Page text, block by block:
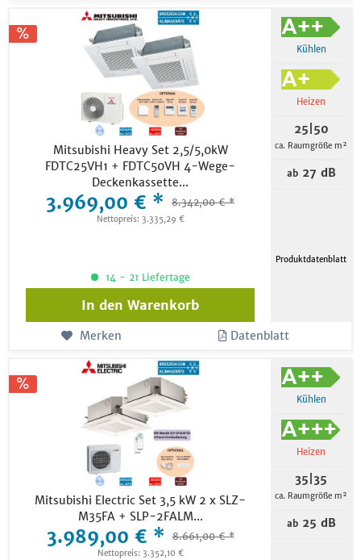
Mitsubishi Heavy Set 2,5/5,0kW
FDTC25VH1 + FDTC50VH 4-Wege-
Deckenkassette...
3.969,00 € * 8.342,00 € *
Nettopreis: 3.335,29 €
Kühlen
Heizen
25|50
ca. Raumgröße m²
ab27 dB
Produktdatenblatt
14 - 21 Liefertage
In den Warenkorb
Merken Datenblatt
Mitsubishi Electric Set 3,5 kW 2 x SLZ-
M35FA + SLP-2FALM...
3.989,00 € * 8.661,00 € *
Nettopreis: 3.352,10 €
Kühlen
Heizen
35|35
ca. Raumgröße m²
ab25 dB